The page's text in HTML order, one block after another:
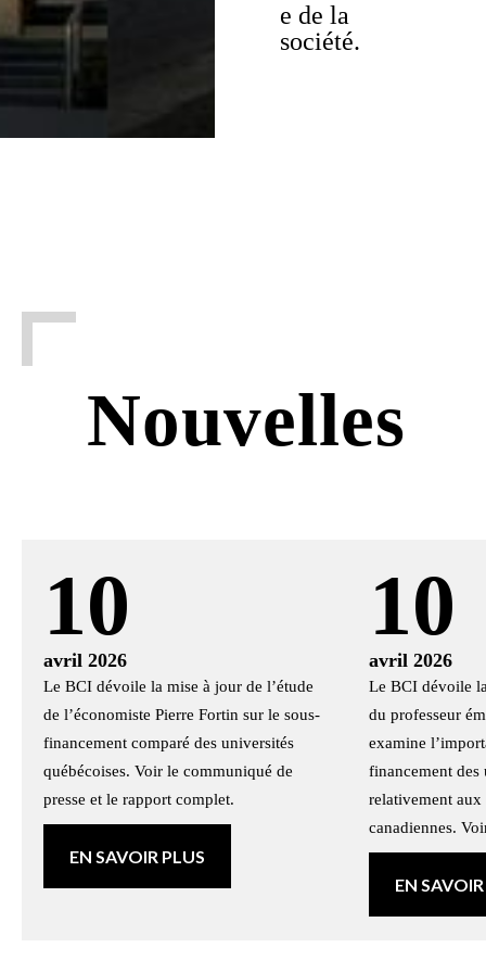
e de la
société.
Nouvelles
10
avril 2026
Le BCI dévoile la mise à jour de l’étude
de l’économiste Pierre Fortin sur le sous-
financement comparé des universités
québécoises. Voir le communiqué de
presse et le rapport complet.
EN SAVOIR PLUS
10
avril 2026
Le BCI dévoile
du professeur
examine
financement des
relativement aux
canadiennes.
EN